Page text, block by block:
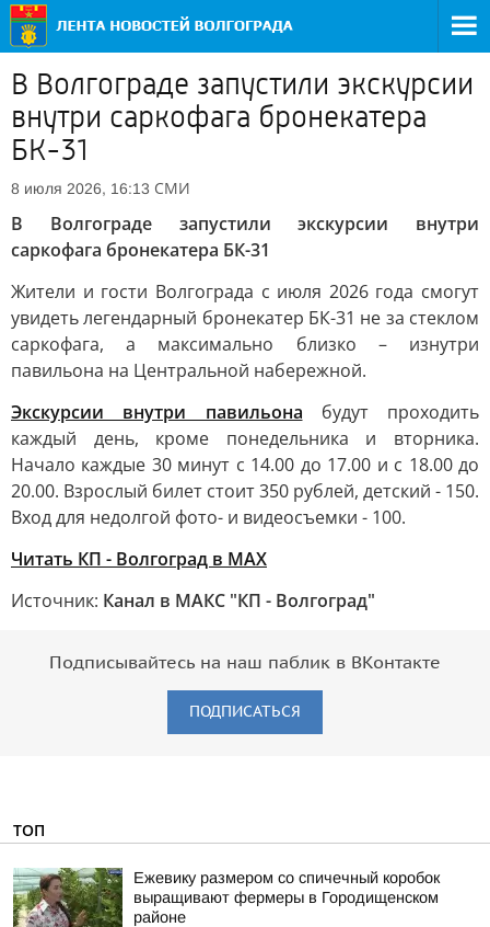
В Волгограде запустили экскурсии
внутри саркофага бронекатера
БК-31
8 июля 2026, 16:13 СМИ
В Волгограде запустили экскурсии внутри
саркофага бронекатера БК-31
Жители и гости Волгограда с июля 2026 года смогут
увидеть легендарный бронекатер БК-31 не за стеклом
саркофага, а максимально близко – изнутри
павильона на Центральной набережной.
Экскурсии внутри павильона будут проходить
каждый день, кроме понедельника и вторника.
Начало каждые 30 минут с 14.00 до 17.00 и с 18.00 до
20.00. Взрослый билет стоит 350 рублей, детский - 150.
Вход для недолгой фото- и видеосъемки - 100.
Читать КП - Волгоград в MAX
Источник: Канал в МАКС "КП - Волгоград"
Подписывайтесь на наш паблик в ВКонтакте
ПОДПИСАТЬСЯ
ТОП
Ежевику размером со спичечный коробок
выращивают фермеры в Городищенском
районе